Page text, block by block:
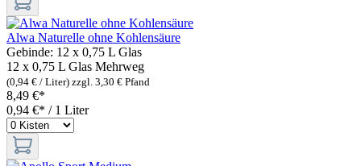
Alwa Naturelle ohne Kohlensäure
Gebinde: 12 x 0,75 L Glas
12 x 0,75 L Glas Mehrweg
(0,94 € / Liter) zzgl. 3,30 € Pfand
8,49 €*
0,94 €* / 1 Liter